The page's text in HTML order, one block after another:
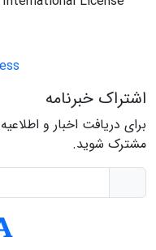
اشتراک خبرنامه
برای دریافت اخبار و
مشترک شوید.